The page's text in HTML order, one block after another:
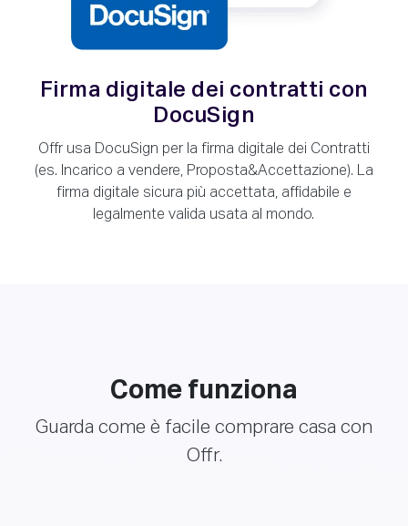
Firma digitale dei contratti con
DocuSign
Offr usa DocuSign per la firma digitale dei Contratti
(es. Incarico a vendere, Proposta&Accettazione). La
firma digitale sicura più accettata, affidabile e
legalmente valida usata al mondo.
Come funziona
Guarda come è facile comprare casa con
Offr.